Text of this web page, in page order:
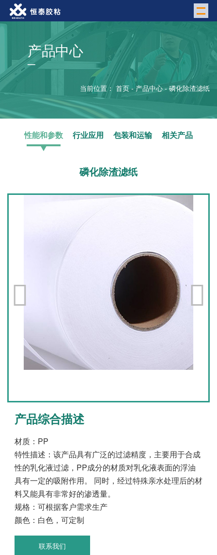
产品中心
当前位置： 首页 - 产品中心 - 磷化除渣滤纸
性能和参数 行业应用 包装和运输 相关产品
磷化除渣滤纸
产品综合描述
材质：PP
特性描述：该产品具有广泛的过滤精度，主要用于合成
性的乳化液过滤，PP成分的材质对乳化液表面的浮油
具有一定的吸附作用。 同时，经过特殊亲水处理后的材
料又能具有非常好的渗透量。
规格：可根据客户需求生产
颜色：白色，可定制
联系我们